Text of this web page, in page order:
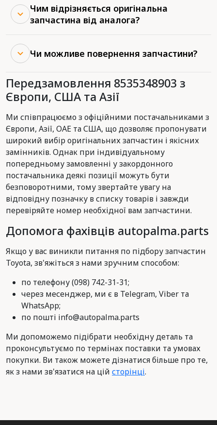
Чим відрізняється оригінальна
запчастина від аналога?
Чи можливе повернення запчастини?
Передзамовлення 8535348903 з
Європи, США та Азії
Ми співпрацюємо з офіційними постачальниками з
Європи, Азії, ОАЕ та США, що дозволяє пропонувати
широкий вибір оригінальних запчастин і якісних
замінників. Однак при індивідуальному
попередньому замовленні у закордонного
постачальника деякі позиції можуть бути
безповоротними, тому звертайте увагу на
відповідну позначку в списку товарів і завжди
перевіряйте номер необхідної вам запчастини.
Допомога фахівців autopalma.parts
Якщо у вас виникли питання по підбору запчастин
Toyota, зв'яжіться з нами зручним способом:
по телефону (098) 742-31-31;
через месенджер, ми є в Telegram, Viber та
WhatsApp;
по пошті info@autopalma.parts
Ми допоможемо підібрати необхідну деталь та
проконсультуємо по термінах поставки та умовах
покупки. Ви також можете дізнатися більше про те,
як з нами зв'язатися на цій сторінці.